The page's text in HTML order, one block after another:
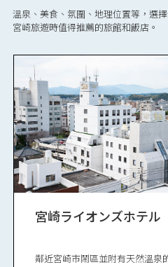
溫泉、美食、氛圍、地理位置等，選
宮崎旅遊時值得推薦的旅館和飯店。
宮崎ライオンズホテル
鄰近宮崎市鬧區並附有天然溫泉